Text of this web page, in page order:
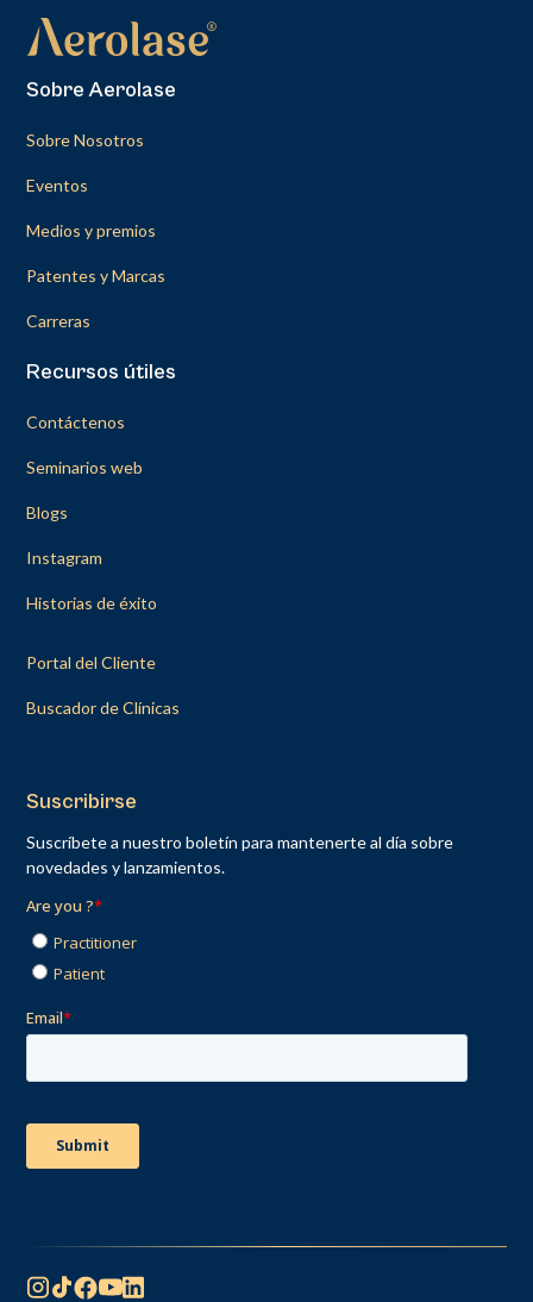
Sobre Aerolase
Sobre Nosotros
Eventos
Medios y premios
Patentes y Marcas
Carreras
Recursos útiles
Contáctenos
Seminarios web
Blogs
Instagram
Historias de éxito
Portal del Cliente
Buscador de Clínicas
Suscribirse
Suscríbete a nuestro boletín para mantenerte al día sobre
novedades y lanzamientos.